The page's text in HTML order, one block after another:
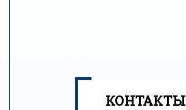
КОНТАКТЫ